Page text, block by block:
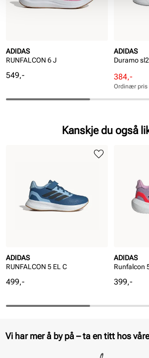
ADIDAS
RUNFALCON 6 J
Pris
549,-
ADIDAS
Duramo
Rabattert
pris
Pris
384,-
Ordinær
pris
Pris
Ordinær pris
Kanskje du også
ADIDAS
RUNFALCON 5 EL C
Pris
499,-
ADIDAS
Runfalcon
Pris
399,-
Vi har mer å by på – ta en titt hos